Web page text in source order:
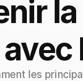
les